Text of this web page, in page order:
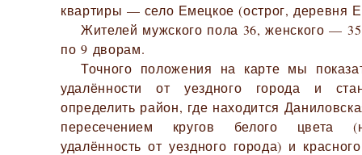
квартиры — село Емецкое (острог, деревня
Жителей мужского пола 36, женского —
по 9 дворам.
Точного положения на карте мы
удалённости от уездного города и
определить район, где находится
пересечением кругов белого цвета
удалённость от уездного города) и